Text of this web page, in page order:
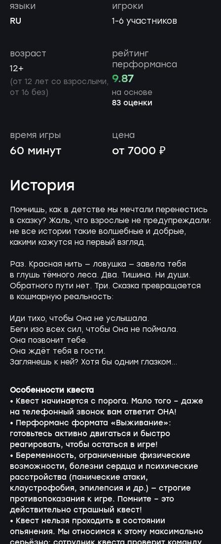
игроки
1-6 участников
языки
RU
возраст
12+
(от 12 лет со взрослыми,
от 16 без)
рейтинг
перформанса
9.87
на основе
83 оценки
время игры
60 минут
цена
от 7000 ₽
История
Помнишь, как в детстве мы мечтали перенестись
в сказку? Жаль, что взрослые не предупреждали:
не все истории такие волшебные и добрые,
какими кажутся на первый взгляд.
Раз. Красная нить — ловушка — завела тебя
в глушь тёмного леса. Два. Тишина. Ни души.
Обратного пути нет. Три. Сказка превращается
в кошмарную реальность:
Иди тихо, чтобы Она не услышала.
Беги изо всех сил, чтобы Она не поймала.
Она позвонит тебе.
Она ждёт тебя в гости.
Заглянешь к ней? Хотя бы одним глазком...
Особенности квеста
• Квест начинается с порога. Мало того – даже
на телефонный звонок вам ответит ОНА!
• Перформанс формата «Выживание»:
готовьтесь активно двигаться и быстро
реагировать, чтобы остаться в игре!
• Беременность, ограниченные физические
возможности, болезни сердца и психические
расстройства (панические атаки,
клаустрофобия, эпилепсия и др.) — строгие
противопоказания к игре. Помните – это
действительно страшный квест!
• Квест нельзя проходить в состоянии
опьянения. Мы относимся к этому максимально